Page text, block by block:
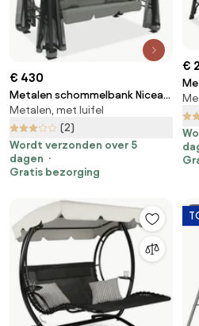
€ 430
Metalen schommelbank Nicea
Garden Point antraciet
Metalen, met luifel
(2)
Wordt verzonden over 5
dagen
Gratis bezorging
€